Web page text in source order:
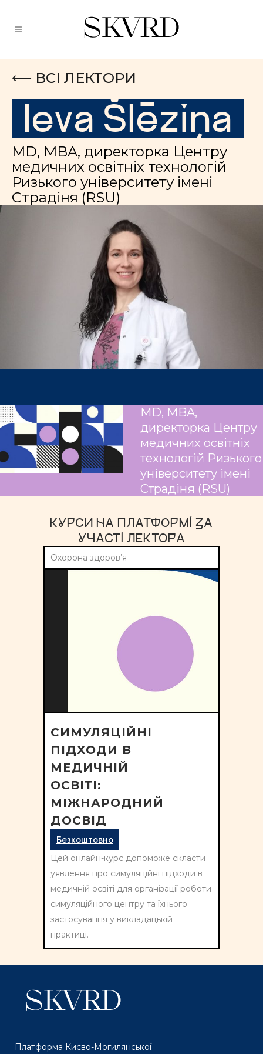
⟵ ВСІ ЛЕКТОРИ
Ieva Šlēziņa
MD, MBA, директорка Центру
медичних освітніх технологій
Ризького університету імені
Страдіня (RSU)
MD, MBA,
директорка Центру
медичних освітніх
технологій Ризького
університету імені
Страдіня (RSU)
КУРСИ НА ПЛАТФОРМІ ЗА
УЧАСТІ ЛЕКТОРА
Охорона здоров’я
СИМУЛЯЦІЙНІ
ПІДХОДИ В
МЕДИЧНІЙ
ОСВІТІ:
МІЖНАРОДНИЙ
ДОСВІД
Безкоштовно
Цей онлайн-курс допоможе скласти
уявлення про симуляційні підходи в
медичній освіті для організації роботи
симуляційного центру та їхнього
застосування у викладацькій
практиці.
Платформа Києво-Могилянської